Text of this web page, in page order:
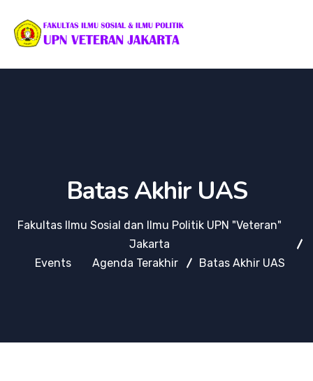
Batas Akhir UAS
Fakultas Ilmu Sosial dan Ilmu Politik UPN "Veteran"
Jakarta
Events
Agenda Terakhir Batas Akhir UAS